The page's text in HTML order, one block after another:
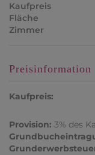
Kaufpreis
Fläche
Zimmer
Preisinformation
Kaufpreis:
Provision: 3% des